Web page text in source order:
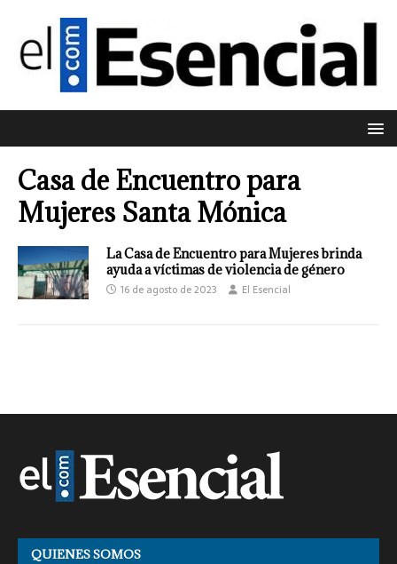
Casa de Encuentro para
Mujeres Santa Mónica
La Casa de Encuentro para Mujeres brinda
ayuda a víctimas de violencia de género
16 de agosto de 2023 El Esencial
QUIENES SOMOS